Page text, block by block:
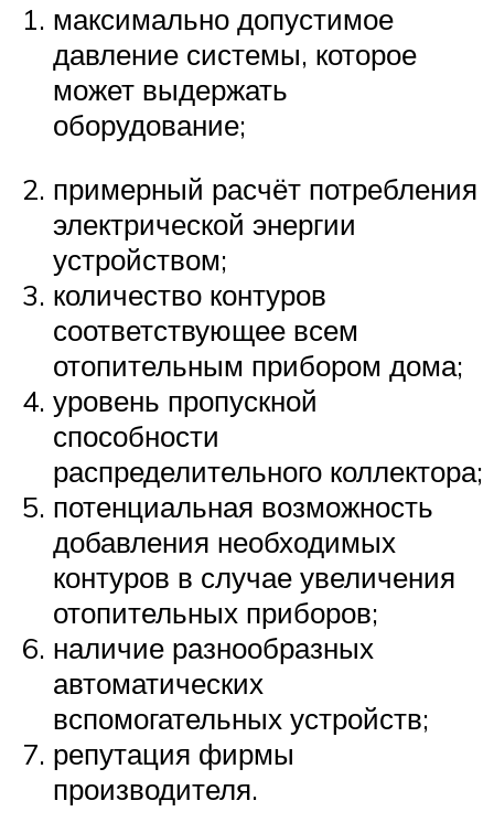
максимально допустимое
давление системы, которое
может выдержать
оборудование;
примерный расчёт потребления
электрической энергии
устройством;
количество контуров
соответствующее всем
отопительным прибором дома;
уровень пропускной
способности
распределительного коллектора;
потенциальная возможность
добавления необходимых
контуров в случае увеличения
отопительных приборов;
наличие разнообразных
автоматических
вспомогательных устройств;
репутация фирмы
производителя.